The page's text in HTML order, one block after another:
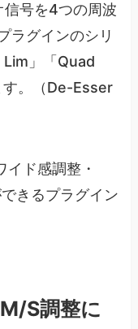
信号を4つの周波
ラグインのシリ
」「Quad
。（De-Esser
ド感調整・
きるプラグイン
S調整に